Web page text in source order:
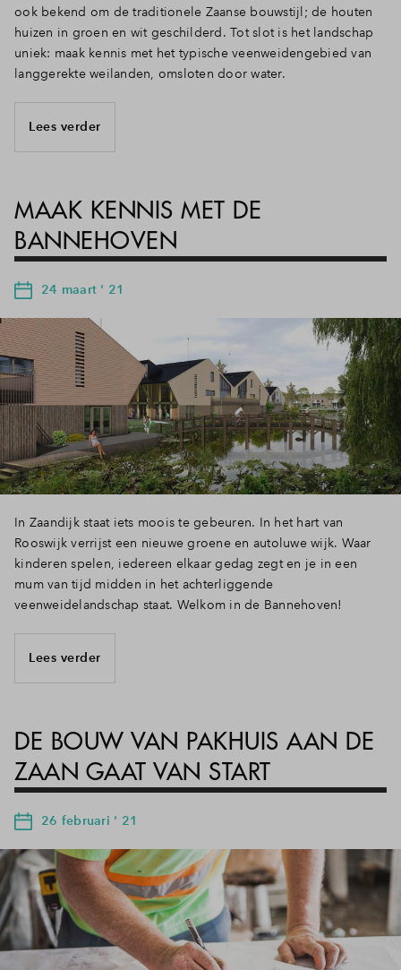
ook bekend om de traditionele Zaanse bouwstijl; de houten
huizen in groen en wit geschilderd. Tot slot is het landschap
uniek: maak kennis met het typische veenweidengebied van
langgerekte weilanden, omsloten door water.
Lees verder
MAAK KENNIS MET DE
BANNEHOVEN
24 maart ' 21
In Zaandijk staat iets moois te gebeuren. In het hart van
Rooswijk verrijst een nieuwe groene en autoluwe wijk. Waar
kinderen spelen, iedereen elkaar gedag zegt en je in een
mum van tijd midden in het achterliggende
veenweidelandschap staat. Welkom in de Bannehoven!
Lees verder
DE BOUW VAN PAKHUIS AAN DE
ZAAN GAAT VAN START
26 februari ' 21